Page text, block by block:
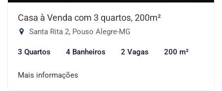
Casa à Venda com 3 quartos, 200m²
Santa Rita 2, Pouso Alegre-MG
3 Quartos 4 Banheiros 2 Vagas 200 m²
Mais informações